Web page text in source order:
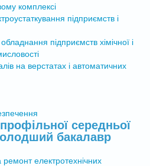
комплексі
підприємств і
підприємств хімічної і
на верстатах і автоматичних
середньої
бакалавр
електротехнічних